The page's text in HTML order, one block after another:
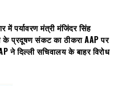
में पर्यावरण मंत्री मंजिंदर सिंह
के प्रदूषण संकट का ठीकरा AAP पर
ने दिल्ली सचिवालय के बाहर विरोध